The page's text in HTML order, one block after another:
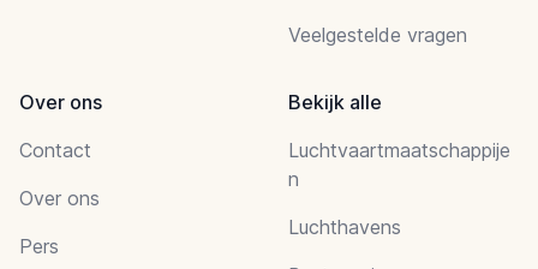
Veelgestelde vragen
Over ons
Contact
Over ons
Pers
Bekijk alle
Luchtvaartmaatschappije
n
Luchthavens